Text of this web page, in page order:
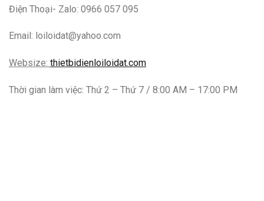
Điện Thoại- Zalo: 0966 057 095
Email: loiloidat@yahoo.com
Websize: thietbidienloiloidat.com
Thời gian làm việc: Thứ 2 – Thứ 7 / 8:00 AM – 17:00 PM